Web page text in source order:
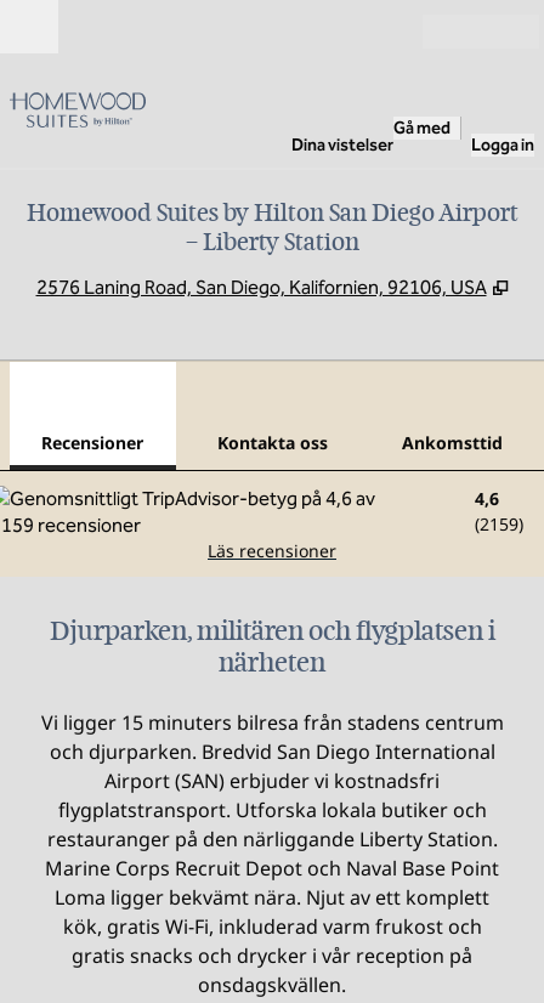
Dina vistelser
Gå med
Logga in
Homewood Suites by Hilton San Diego Airport
– Liberty Station
2576 Laning Road, San Diego, Kalifornien, 92106, USA ,
Recensioner Kontakta oss Ankomsttid
4,6
(2159)
Läs recensioner
Djurparken, militären och flygplatsen i
närheten
Vi ligger 15 minuters bilresa från stadens centrum
och djurparken. Bredvid San Diego International
Airport (SAN) erbjuder vi kostnadsfri
flygplatstransport. Utforska lokala butiker och
restauranger på den närliggande Liberty Station.
Marine Corps Recruit Depot och Naval Base Point
Loma ligger bekvämt nära. Njut av ett komplett
kök, gratis Wi-Fi, inkluderad varm frukost och
gratis snacks och drycker i vår reception på
onsdagskvällen.